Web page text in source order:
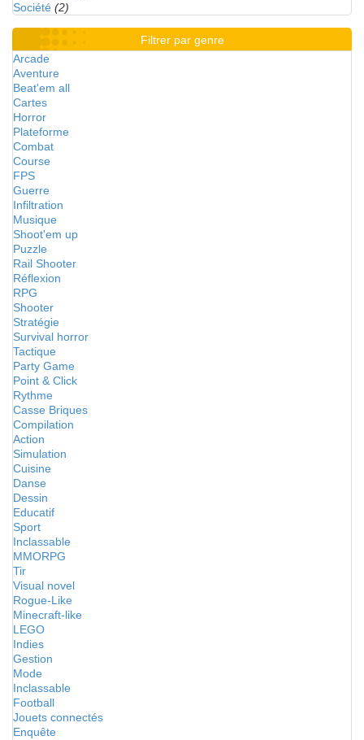
Société (2)
Filtrer par genre
Arcade
Aventure
Beat'em all
Cartes
Horror
Plateforme
Combat
Course
FPS
Guerre
Infiltration
Musique
Shoot'em up
Puzzle
Rail Shooter
Réflexion
RPG
Shooter
Stratégie
Survival horror
Tactique
Party Game
Point & Click
Rythme
Casse Briques
Compilation
Action
Simulation
Cuisine
Danse
Dessin
Educatif
Sport
Inclassable
MMORPG
Tir
Visual novel
Rogue-Like
Minecraft-like
LEGO
Indies
Gestion
Mode
Inclassable
Football
Jouets connectés
Enquête